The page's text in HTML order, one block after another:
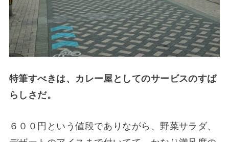
特筆すべきは、カレー屋としてのサービスのすば
らしさだ。
６００円という値段でありながら、野菜サラダ、